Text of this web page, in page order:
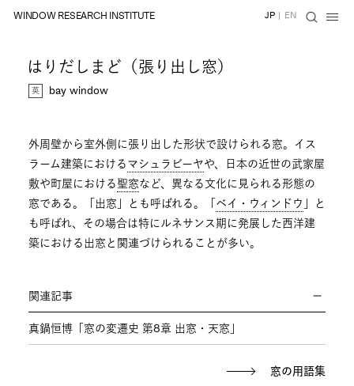
WINDOW RESEARCH INSTITUTE JP | EN
はりだしまど（張り出し窓）
bay window
外周壁から室外側に張り出した形状で設けられる窓。イス
ラーム建築におけるマシュラビーヤや、日本の近世の武家屋
敷や町屋における聖窓など、異なる文化に見られる形態の
窓である。「出窓」とも呼ばれる。「 ベイ・ウィンドウ 」と
も呼ばれ、その場合は特にルネサンス期に発展した西洋建
築における出窓と関連づけられることが多い。
関連記事
真鍋恒博「窓の変遷史 第8章 出窓・天窓」
窓の用語集